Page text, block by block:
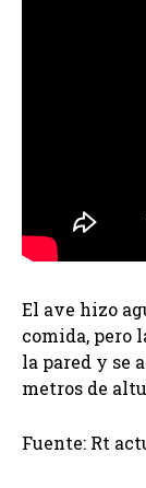
El ave hizo
comida, pero
la pared y se
metros de
Fuente: Rt